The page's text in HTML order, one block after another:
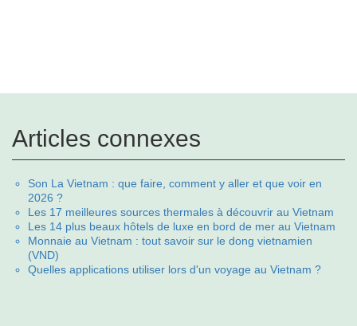
Articles connexes
Son La Vietnam : que faire, comment y aller et que voir en
2026 ?
Les 17 meilleures sources thermales à découvrir au Vietnam
Les 14 plus beaux hôtels de luxe en bord de mer au Vietnam
Monnaie au Vietnam : tout savoir sur le dong vietnamien
(VND)
Quelles applications utiliser lors d'un voyage au Vietnam ?